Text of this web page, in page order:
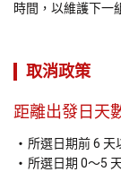
時間，以維護下一
取消政策
距離出發日天
所選日期前 6
所選日期 0～5